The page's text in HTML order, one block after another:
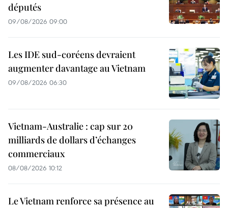
députés
09/08/2026 09:00
Les IDE sud-coréens devraient
augmenter davantage au Vietnam
09/08/2026 06:30
Vietnam-Australie : cap sur 20
milliards de dollars d’échanges
commerciaux
08/08/2026 10:12
Le Vietnam renforce sa présence au